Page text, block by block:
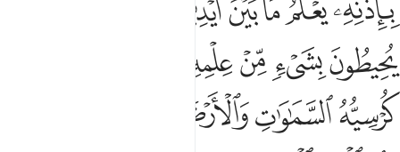
ﲹﲺﲻﲼ
ﳂﳃﳄﳅ